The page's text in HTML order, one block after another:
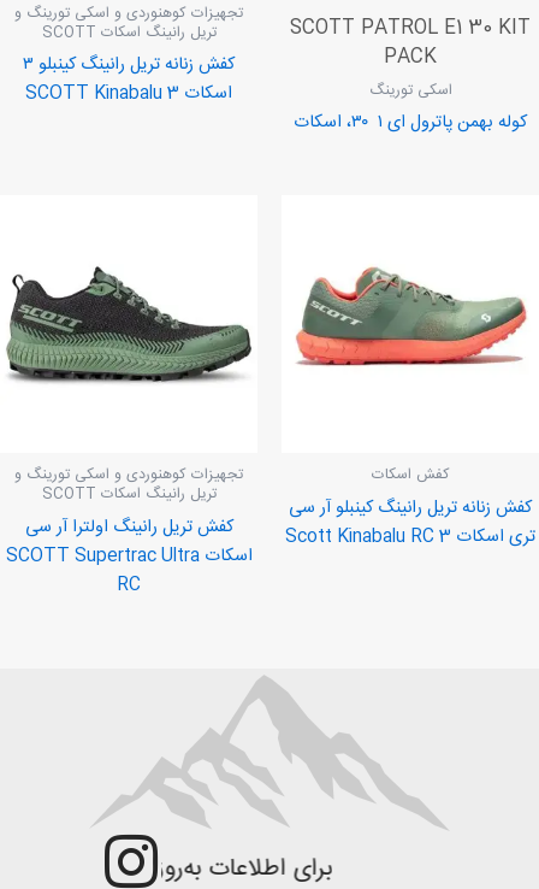
SCOTT PATROL E1 30 KIT
PACK
اسکی تورینگ
کوله بهمن پاترول ای ۱ ۳۰، اسکات
تجهیزات کوهنوردی و اسکی تورینگ و
تریل رانینگ اسکات SCOTT
کفش زنانه تریل رانینگ کینبلو ۳
اسکات SCOTT Kinabalu 3
کفش اسکات
کفش زنانه تریل رانینگ کینبلو آر سی
تری اسکات Scott Kinabalu RC 3
تجهیزات کوهنوردی و اسکی تورینگ و
تریل رانینگ اسکات SCOTT
کفش تریل رانینگ اولترا آر سی
اسکات SCOTT Supertrac Ultra
RC
برای اطلاعات به‌روزتر و جزئیات